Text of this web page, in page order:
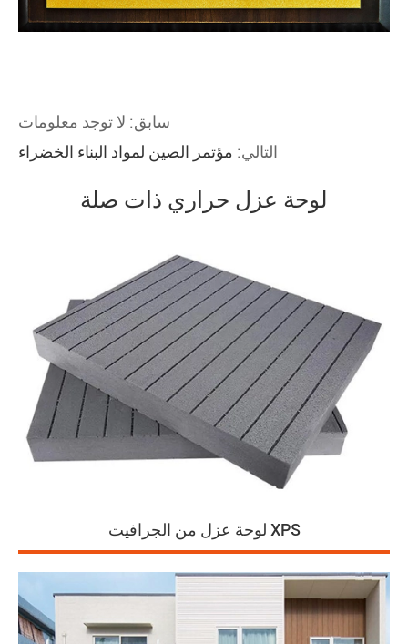
سابق: لا توجد معلومات
التالي: مؤتمر الصين لمواد البناء الخضراء
لوحة عزل حراري ذات صلة
لوحة عزل من الجرافيت XPS